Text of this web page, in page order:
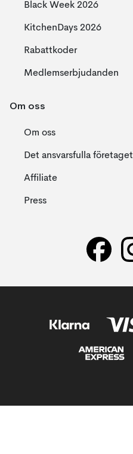
Black Week 2026
KitchenDays 2026
Rabattkoder
Medlemserbjudanden
Om oss
Om oss
Det ansvarsfulla företaget
Affiliate
Press